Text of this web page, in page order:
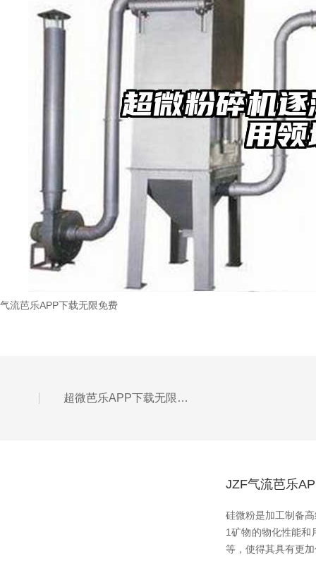
气流芭乐APP下载无限免费
超微芭乐APP下载无限免费较传统的中药煎煮的优缺点
JZF气流芭乐
硅微粉是加工制备高
1矿物的物化性能和用
等，使得其具有更